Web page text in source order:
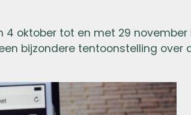
4 oktober tot en met 29
bijzondere tentoonstelling over